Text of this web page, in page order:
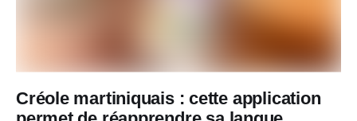
Créole martiniquais : cette application